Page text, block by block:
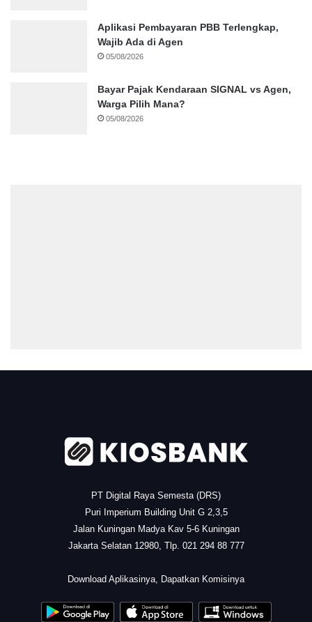
Aplikasi Pembayaran PBB Terlengkap,
Wajib Ada di Agen
05/08/2026
Bayar Pajak Kendaraan SIGNAL vs Agen,
Warga Pilih Mana?
05/08/2026
PT Digital Raya Semesta (DRS)
Puri Imperium Building Unit G 2,3,5
Jalan Kuningan Madya Kav 5-6 Kuningan
Jakarta Selatan 12980, Tlp. 021 294 88 777
Download Aplikasinya, Dapatkan Komisinya